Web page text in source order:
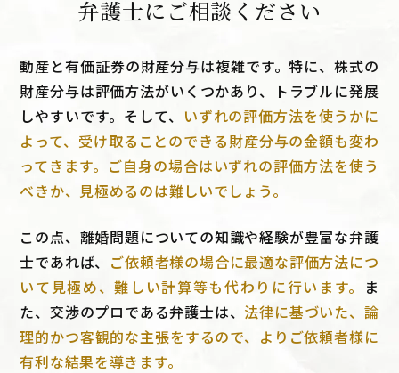
弁護士にご相談ください
動産と有価証券の財産分与は複雑です。特に、株式の
財産分与は評価方法がいくつかあり、トラブルに発展
しやすいです。そして、 いずれの評価方法を使うかに
よって、受け取ることのできる財産分与の金額も変わ
ってきます。ご自身の場合はいずれの評価方法を使う
べきか、見極めるのは難しいでしょう。
この点、離婚問題についての知識や経験が豊富な弁護
士であれば、 ご依頼者様の場合に最適な評価方法につ
いて見極め、難しい計算等も代わりに行います。
ま
た、交渉のプロである弁護士は、 法律に基づいた、論
理的かつ客観的な主張をするので、よりご依頼者様に
有利な結果を導きます。